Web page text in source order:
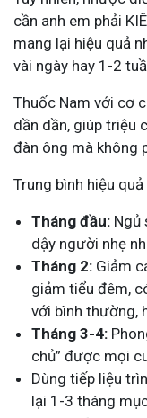
cần anh em phải
mang lại hiệu quả
vài ngày hay 1-2
Thuốc Nam với cơ
dần dần, giúp triệu
đàn ông mà không
Trung bình hiệu
Tháng đầu: Ngủ
dậy người nhẹ
Tháng 2: Giảm
giảm tiểu đêm,
với bình thường,
Tháng 3-4:
chủ” được mọi
Dùng tiếp liệu
lại 1-3 tháng